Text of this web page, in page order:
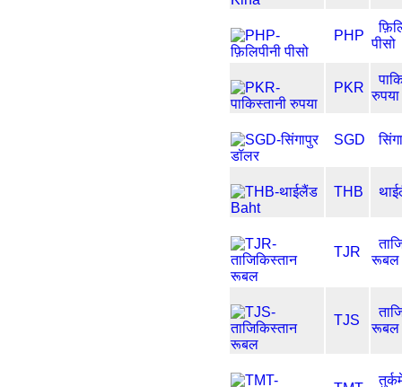
PHP
पीसो
PKR
रुपया
SGD
THB
TJR
रूबल
TJS
रूबल